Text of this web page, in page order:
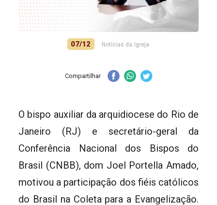
07/12 Notícias da Igreja
Compartilhar
O bispo auxiliar da arquidiocese do Rio de
Janeiro (RJ) e secretário-geral da
Conferência Nacional dos Bispos do
Brasil (CNBB), dom Joel Portella Amado,
motivou a participação dos fiéis católicos
do Brasil na Coleta para a Evangelização.